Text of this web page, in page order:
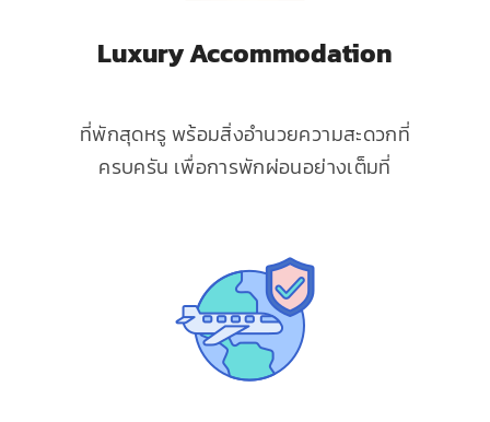
Luxury Accommodation
ที่พักสุดหรู พร้อมสิ่งอำนวยความสะดวกที่
ครบครัน เพื่อการพักผ่อนอย่างเต็มที่